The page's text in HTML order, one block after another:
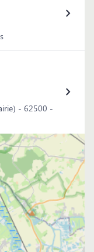
- 62500 -